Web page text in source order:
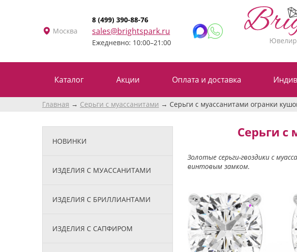
Москва
8 (499) 390-88-76
sales@brightspark.ru
Ежедневно: 10:00–21:00
Каталог Акции Оплата и доставка
Главная Серьги с муассанитами Серьги c муассанитами огранки
НОВИНКИ
ИЗДЕЛИЯ С МУАССАНИТАМИ
ИЗДЕЛИЯ С БРИЛЛИАНТАМИ
ИЗДЕЛИЯ С САПФИРОМ
Серьги c
Золотые серьги-гвоздики с
винтовым замком.